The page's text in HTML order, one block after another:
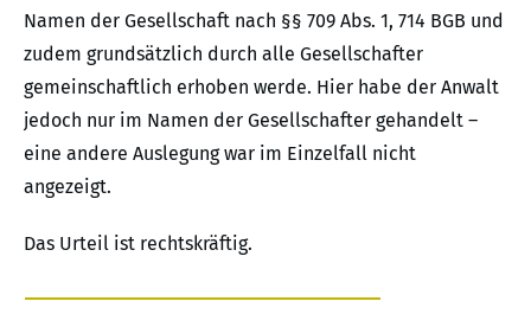
Namen der Gesellschaft nach §§ 709 Abs. 1, 714 BGB und
zudem grundsätzlich durch alle Gesellschafter
gemeinschaftlich erhoben werde. Hier habe der Anwalt
jedoch nur im Namen der Gesellschafter gehandelt –
eine andere Auslegung war im Einzelfall nicht
angezeigt.
Das Urteil ist rechtskräftig.